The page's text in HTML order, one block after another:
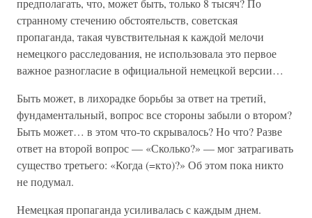
предполагать, что, может быть, только 8 тысяч? По
странному стечению обстоятельств, советская
пропаганда, такая чувствительная к каждой мелочи
немецкого расследования, не использовала это первое
важное разногласие в официальной немецкой версии…
Быть может, в лихорадке борьбы за ответ на третий,
фундаментальный, вопрос все стороны забыли о втором?
Быть может… в этом что-то скрывалось? Но что? Разве
ответ на второй вопрос — «Сколько?» — мог затрагивать
существо третьего: «Когда (=кто)?» Об этом пока никто
не подумал.
Немецкая пропаганда усиливалась с каждым днем.